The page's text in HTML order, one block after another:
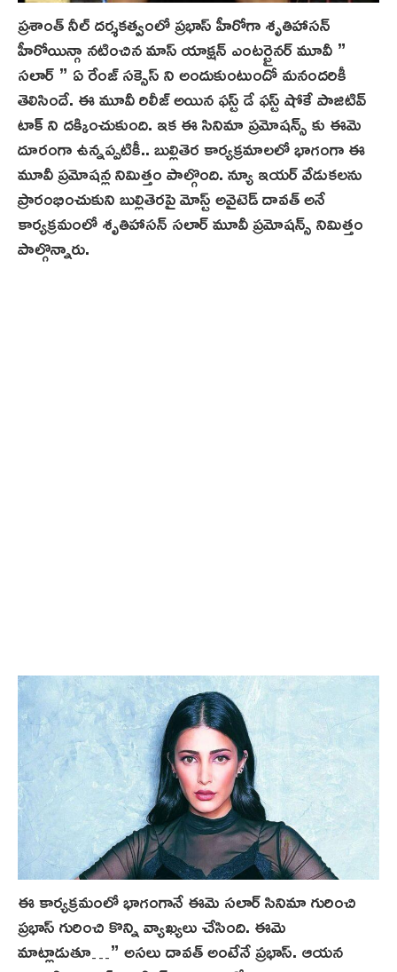
ప్రశాంత్ నీల్ దర్శకత్వంలో ప్రభాస్ హీరోగా శృతిహాసన్
హీరోయిన్గా నటించిన మాస్ యాక్షన్ ఎంటర్టైనర్ మూవీ ”
సలార్ ” ఏ రేంజ్ సక్సెస్ ని అందుకుంటుందో మనందరికీ
తెలిసిందే. ఈ మూవీ రిలీజ్ అయిన ఫస్ట్ డే ఫస్ట్ షోకే పాజిటివ్
టాక్ ని దక్కించుకుంది. ఇక ఈ సినిమా ప్రమోషన్స్ కు ఈమె
దూరంగా ఉన్నప్పటికీ.. బుల్లితెర కార్యక్రమాలలో భాగంగా ఈ
మూవీ ప్రమోషన్ల నిమిత్తం పాల్గొంది. న్యూ ఇయర్ వేడుకలను
ప్రారంభించుకుని బుల్లితెరపై మోస్ట్ అవైటెడ్ దావత్ అనే
కార్యక్రమంలో శృతిహాసన్ సలార్ మూవీ ప్రమోషన్స్ నిమిత్తం
పాల్గొన్నారు.
ఈ కార్యక్రమంలో భాగంగానే ఈమె సలార్ సినిమా గురించి
ప్రభాస్ గురించి కొన్ని వ్యాఖ్యలు చేసింది. ఈమె
మాట్లాడుతూ…” అసలు దావత్ అంటేనే ప్రభాస్. ఆయన